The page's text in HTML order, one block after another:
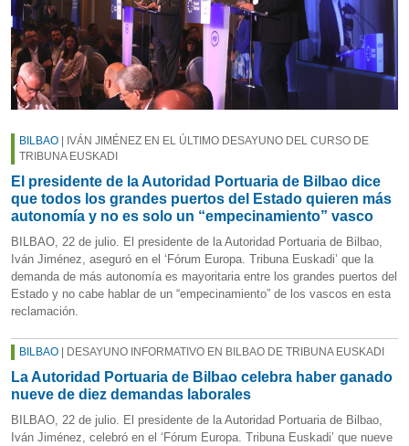
BILBAO | IVÁN JIMÉNEZ EN EL ÚLTIMO DESAYUNO DEL CURSO DE
TRIBUNA EUSKADI
El presidente de la Autoridad Portuaria de Bilbao dice
que todos los grandes puertos del Estado quieren más
autonomía y no es solo un “empecinamiento” vasco
BILBAO, 22 de julio. El presidente de la Autoridad Portuaria de Bilbao,
Iván Jiménez, aseguró en el ‘Fórum Europa. Tribuna Euskadi’ que la
demanda de más autonomía es mayoritaria entre los grandes puertos del
Estado y no cabe hablar de un “empecinamiento” de los vascos en esta
reclamación.
BILBAO | DESAYUNO INFORMATIVO EN BILBAO DE TRIBUNA EUSKADI
La Autoridad Portuaria de Bilbao celebra haber ganado
nueve de diez demandas laborales
BILBAO, 22 de julio. El presidente de la Autoridad Portuaria de Bilbao,
Iván Jiménez, celebró en el ‘Fórum Europa. Tribuna Euskadi’ que nueve